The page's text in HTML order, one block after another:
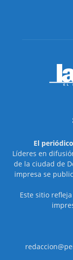
El
Líderes en
de la ciudad de
impresa se
Este sitio